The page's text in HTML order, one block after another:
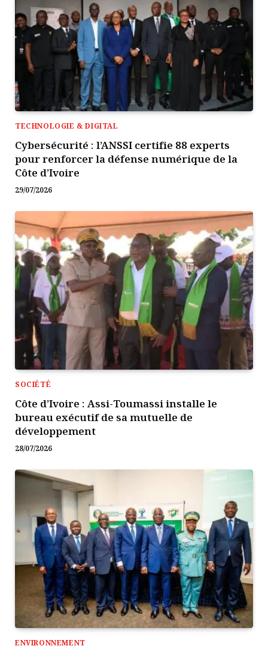
TECHNOLOGIE & DIGITAL
Cybersécurité : l’ANSSI certifie 88 experts
pour renforcer la défense numérique de la
Côte d’Ivoire
29/07/2026
SOCIÉTÉ
Côte d’Ivoire : Assi-Toumassi installe le
bureau exécutif de sa mutuelle de
développement
28/07/2026
ENVIRONNEMENT